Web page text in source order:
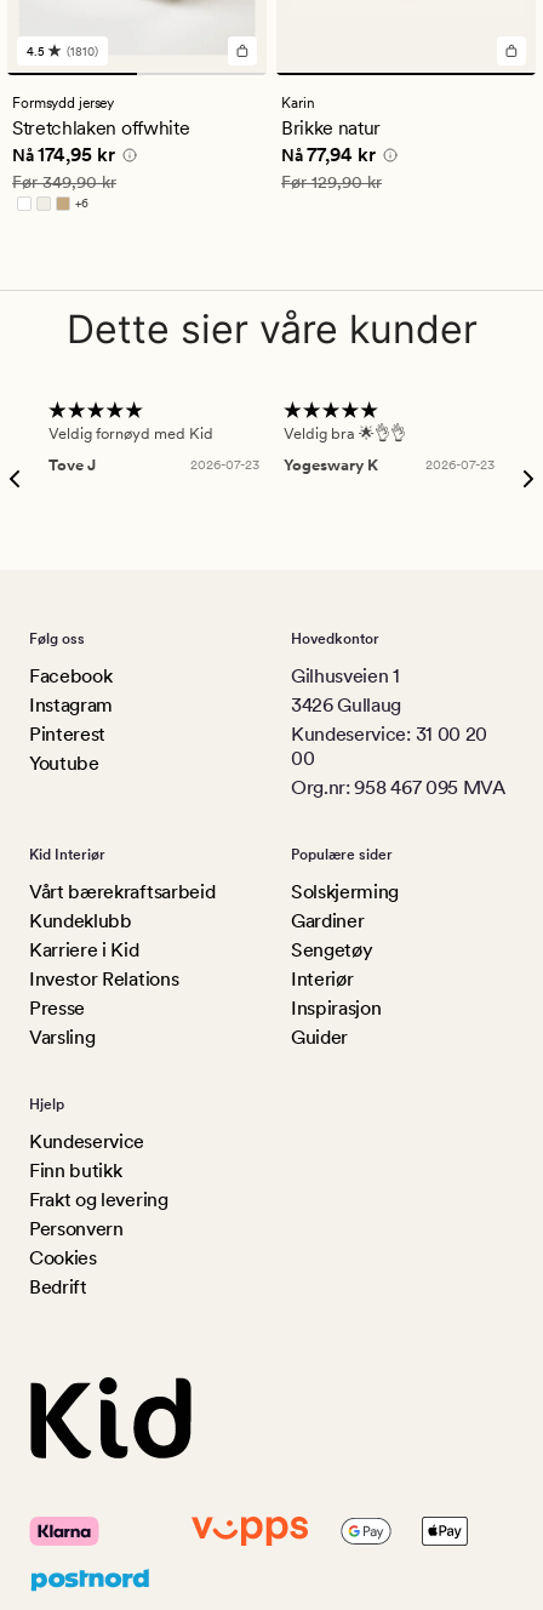
1810
anmeldelser
med
en
gjennomsnittlig
vurdering
på
4.5
4.5 (1810)
Formsydd jersey
Stretchlaken offwhite
Nåværende pris
Nå174,95 kr
Vanlig pris 349,90 kr
Før349,90 kr
+6
Tilgjengelig i flere farger
Karin
Brikke natur
Nåværende pris
Nå77,94 kr
Vanlig pris 129,90 kr
Før129,90 kr
Dette sier våre kunder
Veldig fornøyd med Kid
Tove J
2026-07-23
Veldig bra 🌟👌👌
Yogeswary K
2026-07-23
Følg oss
Facebook
Instagram
Pinterest
Youtube
Hovedkontor
Gilhusveien 1
3426 Gullaug
Kundeservice: 31 00 20
00
Org.nr: 958 467 095 MVA
Kid Interiør
Vårt bærekraftsarbeid
Kundeklubb
Karriere i Kid
Investor Relations
Presse
Varsling
Populære sider
Solskjerming
Gardiner
Sengetøy
Interiør
Inspirasjon
Guider
Hjelp
Kundeservice
Finn butikk
Frakt og levering
Personvern
Cookies
Bedrift